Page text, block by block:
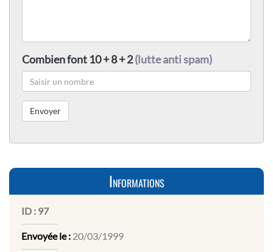
Combien font 10 + 8 + 2(lutte anti spam)
Informations
ID : 97
Envoyée le : 20/03/1999